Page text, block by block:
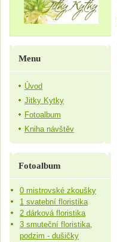
Menu
Úvod
Jitky Kytky
Fotoalbum
Kniha návštěv
Fotoalbum
0 mistrovské zkoušky
1 svatební floristika
2 dárková floristika
3 smuteční floristika,
podzim - dušičky